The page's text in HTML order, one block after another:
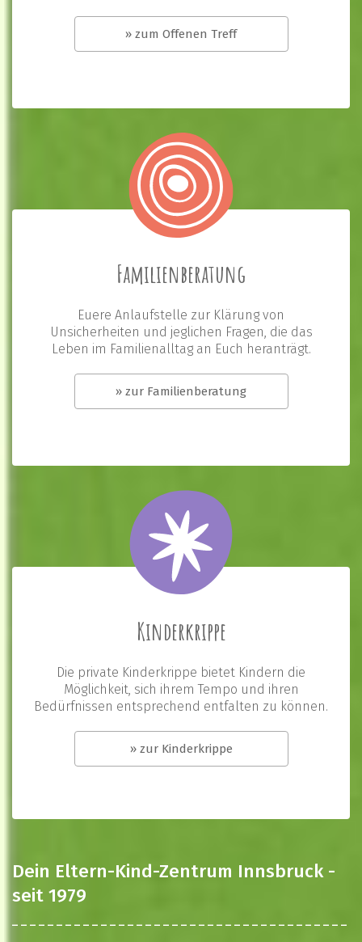
» zum Offenen Treff
Familienberatung
Euere Anlaufstelle zur Klärung von
Unsicherheiten und jeglichen Fragen, die das
Leben im Familienalltag an Euch heranträgt.
» zur Familienberatung
Kinderkrippe
Die private Kinderkrippe bietet Kindern die
Möglichkeit, sich ihrem Tempo und ihren
Bedürfnissen entsprechend entfalten zu können.
» zur Kinderkrippe
Dein Eltern-Kind-Zentrum Innsbruck -
seit 1979